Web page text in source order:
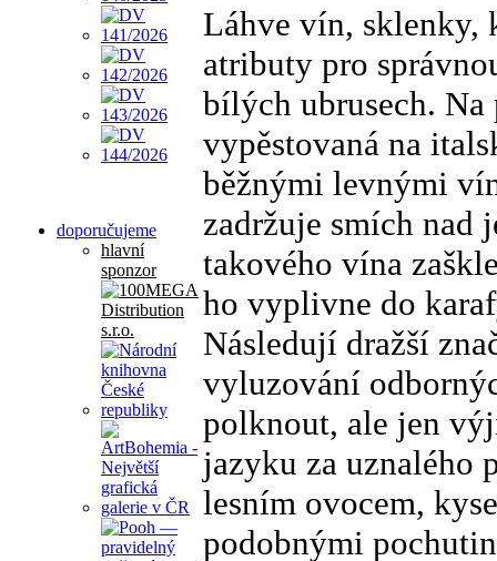
doporučujeme
hlavní
sponzor
Láhve vín, sklenky,
atributy pro
bílých ubrusech.
vypěstovaná na
běžnými levnými
zadržuje smích nad
takového vína
ho vyplivne do
Následují dražší
vyluzování
polknout, ale jen
jazyku za uznalého
lesním ovocem,
podobnými